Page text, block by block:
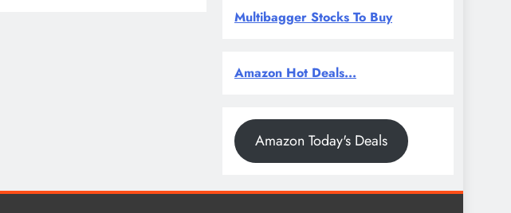
Multibagger Stocks To Buy
Amazon Hot Deals...
Amazon Today's Deals